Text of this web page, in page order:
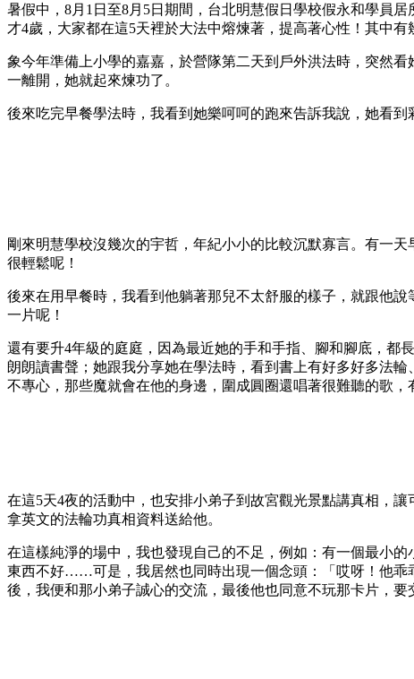
暑假中，8月1日至8月5日期間，台北明慧假日學校假永和學員
才4歲，大家都在這5天裡於大法中熔煉著，提高著心性！其中
象今年準備上小學的嘉嘉，於營隊第二天到戶外洪法時，突然
一離開，她就起來煉功了。
後來吃完早餐學法時，我看到她樂呵呵的跑來告訴我說，她看到
剛來明慧學校沒幾次的宇哲，年紀小小的比較沉默寡言。有一
很輕鬆呢！
後來在用早餐時，我看到他躺著那兒不太舒服的樣子，就跟他
一片呢！
還有要升4年級的庭庭，因為最近她的手和手指、腳和腳底，都
朗朗讀書聲；她跟我分享她在學法時，看到書上有好多好多法
不專心，那些魔就會在他的身邊，圍成圓圈還唱著很難聽的歌
在這5天4夜的活動中，也安排小弟子到故宮觀光景點講真相，
拿英文的法輪功真相資料送給他。
在這樣純淨的場中，我也發現自己的不足，例如：有一個最小
東西不好……可是，我居然也同時出現一個念頭：「哎呀！他乖
後，我便和那小弟子誠心的交流，最後他也同意不玩那卡片，要